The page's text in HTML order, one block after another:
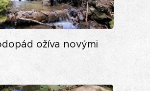
ožíva novými